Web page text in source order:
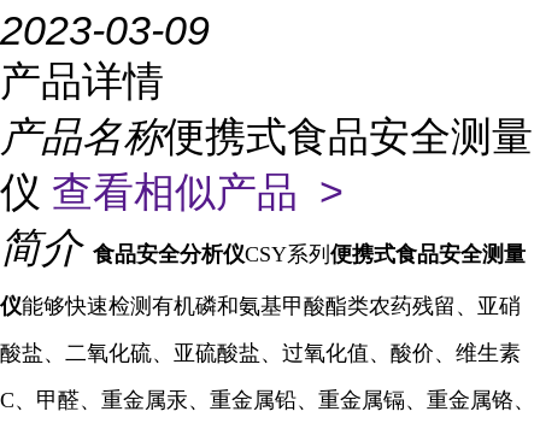
2023-03-09
产品详情
产品名称便携式食品安全测量
仪 查看相似产品 >
简介 食品安全分析仪CSY系列 便携式食品安全测量
仪能够快速检测有机磷和氨基甲酸酯类农药残留、亚硝
酸盐、二氧化硫、亚硫酸盐、过氧化值、酸价、维生素
C、甲醛、重金属汞、重金属铅、重金属镉、重金属铬、